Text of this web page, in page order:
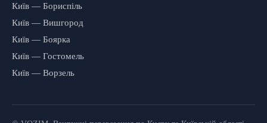
Київ — Бориспіль
Київ — Вишгород
Київ — Боярка
Київ — Гостомель
Київ — Ворзель